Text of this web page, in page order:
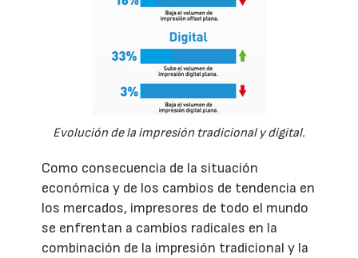
Evolución de la impresión tradicional y digital.
Como consecuencia de la situación
económica y de los cambios de tendencia en
los mercados, impresores de todo el mundo
se enfrentan a cambios radicales en la
combinación de la impresión tradicional y la